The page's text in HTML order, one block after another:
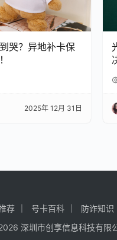
哭？异地补卡保
2025年 12月 31日
荐 号卡百科 防诈知识
深圳市创享信息科技有限